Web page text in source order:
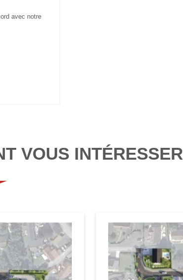
avec notre
VOUS INTÉRESSER